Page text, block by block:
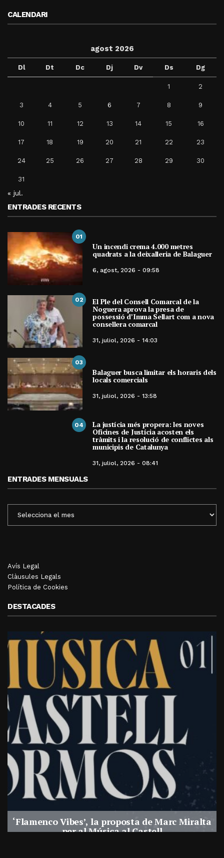
CALENDARI
agost 2026
Dl Dt Dc Dj Dv Ds Dg
1 2
3 4 5 6 7 8 9
10 11 12 13 14 15 16
17 18 19 20 21 22 23
24 25 26 27 28 29 30
31
« jul.
ENTRADES RECENTS
01
Un incendi crema 4.000 metres
quadrats a la deixalleria de Balaguer
6, agost, 2026 - 09:58
02 El Ple del Consell Comarcal de la
Noguera aprova la presa de
possessió d’Imma Sellart com a nova
consellera comarcal
31, juliol, 2026 - 14:03
03
Balaguer busca limitar els horaris dels
locals comercials
31, juliol, 2026 - 13:58
04 La justícia més propera: les noves
Oficines de Justícia acosten els
tràmits i la resolució de conflictes als
municipis de Catalunya
31, juliol, 2026 - 08:41
ENTRADES MENSUALS
MENSUALS
Avís Legal
Clàusules Legals
Política de Cookies
DESTACADES
‘Flamenco Vibes’, la proposta de Marc Miralta
per al Música al Castell